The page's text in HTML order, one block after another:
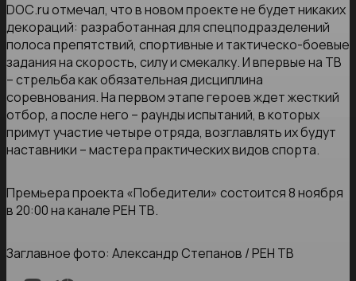
DОС.ru отмечал, что в новом проекте не будет никаких
декораций: разработанная для спецподразделений
полоса препятствий, спортивные и тактическо-боевые
задания на скорость, силу и смекалку. И впервые на ТВ
– стрельба как обязательная дисциплина
соревнования. На первом этапе героев ждет жесткий
отбор, а после него – раунды испытаний, в которых
примут участие четыре отряда, возглавлять их будут
наставники – мастера практических видов спорта.
Премьера проекта «Победители» состоится 8 ноября
в 20:00 на канале РЕН ТВ.
Заглавное фото: Александр Степанов / РЕН ТВ